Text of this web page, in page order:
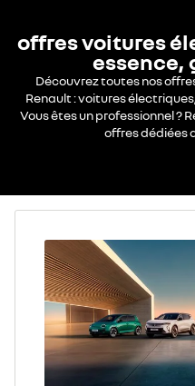
offres voitures
essence,
Découvrez toutes nos
Renault : voitures
Vous êtes un professionnel ?
offres dédiées